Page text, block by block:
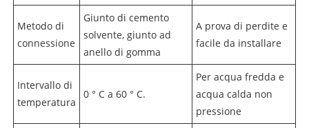
Metodo di
connessione
Giunto di cemento
solvente, giunto ad
anello di gomma
A prova di perdite e
facile da installare
Intervallo di
temperatura
0 ° C a 60 ° C.
Per acqua fredda e
acqua calda non
pressione